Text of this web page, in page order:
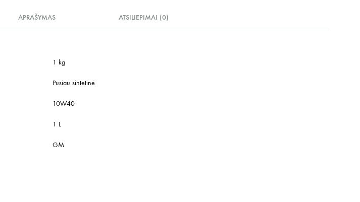
APRAŠYMAS ATSILIEPIMAI (0)
1 kg
Pusiau sintetinė
10W40
1 L
GM